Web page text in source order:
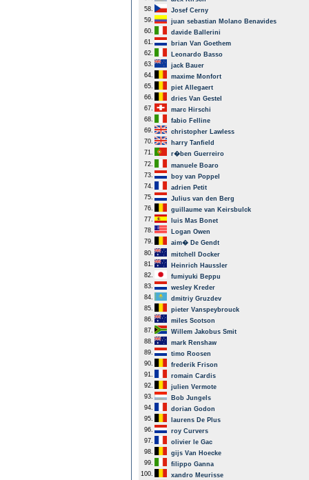
58.
Josef Cerny
59.
juan sebastian Molano Benavides
60.
davide Ballerini
61.
brian Van Goethem
62.
Leonardo Basso
63.
jack Bauer
64.
maxime Monfort
65.
piet Allegaert
66.
dries Van Gestel
67.
marc Hirschi
68.
fabio Felline
69.
christopher Lawless
70.
harry Tanfield
71.
r�ben Guerreiro
72.
manuele Boaro
73.
boy van Poppel
74.
adrien Petit
75.
Julius van den Berg
76.
guillaume van Keirsbulck
77.
luis Mas Bonet
78.
Logan Owen
79.
aim� De Gendt
80.
mitchell Docker
81.
Heinrich Haussler
82.
fumiyuki Beppu
83.
wesley Kreder
84.
dmitriy Gruzdev
85.
pieter Vanspeybrouck
86.
miles Scotson
87.
Willem Jakobus Smit
88.
mark Renshaw
89.
timo Roosen
90.
frederik Frison
91.
romain Cardis
92.
julien Vermote
93.
Bob Jungels
94.
dorian Godon
95.
laurens De Plus
96.
roy Curvers
97.
olivier le Gac
98.
gijs Van Hoecke
99.
filippo Ganna
100.
xandro Meurisse